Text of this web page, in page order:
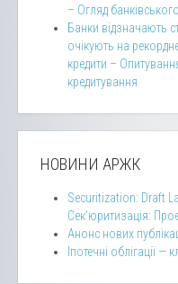
– Огляд
Банки відзначають
очікують на
кредити –
кредитування
НОВИНИ АРЖК
Securitization: Draft
Сек’юритизація:
Анонс нових
Іпотечні облігації